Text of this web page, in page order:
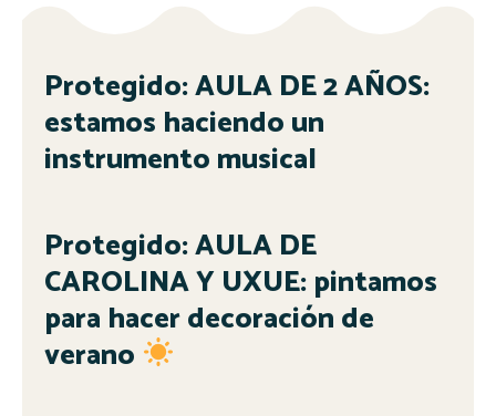
Protegido: AULA DE 2 AÑOS:
estamos haciendo un
instrumento musical
Protegido: AULA DE
CAROLINA Y UXUE: pintamos
para hacer decoración de
verano